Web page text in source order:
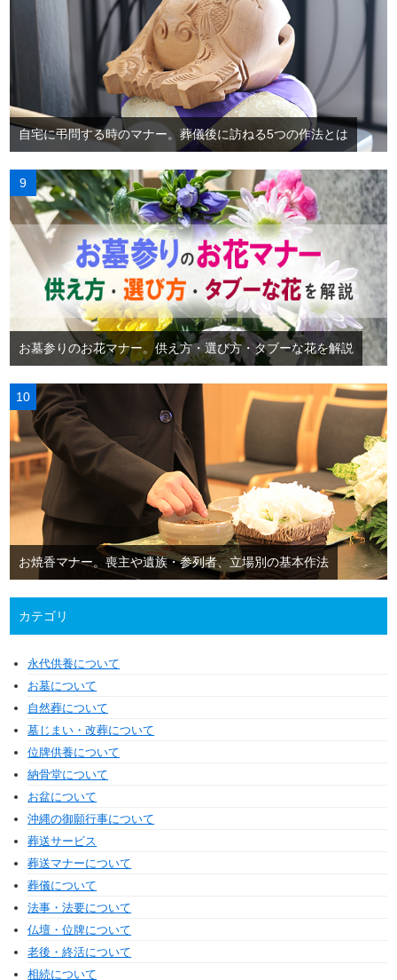
自宅に弔問する時のマナー。葬儀後に訪ねる5つの作法とは
お墓参りのお花マナー。供え方・選び方・タブーな花を解説
お焼香マナー。喪主や遺族・参列者、立場別の基本作法
カテゴリ
永代供養について
お墓について
自然葬について
墓じまい・改葬について
位牌供養について
納骨堂について
お盆について
沖縄の御願行事について
葬送サービス
葬送マナーについて
葬儀について
法事・法要について
仏壇・位牌について
老後・終活について
相続について